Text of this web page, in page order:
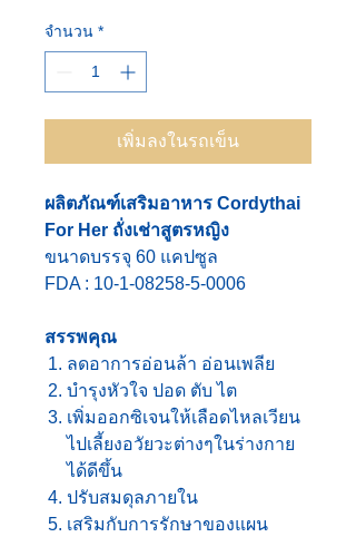
จำนวน *
เพิ่มลงในรถเข็น
ผลิตภัณฑ์เสริมอาหาร Cordythai
For Her ถั่งเช่าสูตรหญิง
ขนาดบรรจุ 60 แคปซูล
FDA : 10-1-08258-5-0006
สรรพคุณ
ลดอาการอ่อนล้า อ่อนเพลีย
บำรุงหัวใจ ปอด ตับ ไต
เพิ่มออกซิเจนให้เลือดไหลเวียน
ไปเลี้ยงอวัยวะต่างๆในร่างกาย
ได้ดีขึ้น
ปรับสมดุลภายใน
เสริมกับการรักษาของแผน